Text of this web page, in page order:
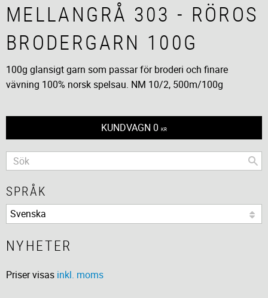
MELLANGRÅ 303 - RÖROS
BRODERGARN 100G
100g glansigt garn som passar för broderi och finare
vävning 100% norsk spelsau. NM 10/2, 500m/100g
KUNDVAGN 0 KR
SPRÅK
NYHETER
Priser visas inkl. moms